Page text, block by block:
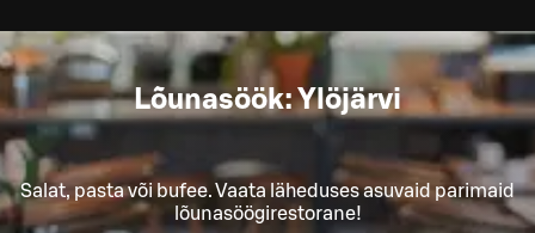
Lõunasöök: Ylöjärvi
Salat, pasta või bufee. Vaata läheduses asuvaid parimaid
lõunasöögirestorane!